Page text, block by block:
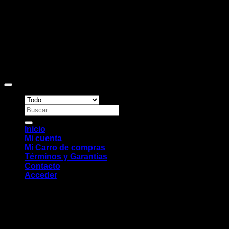
Buscar
por:
Inicio
Mi cuenta
Mi Carro de compras
Términos y Garantías
Contacto
Acceder